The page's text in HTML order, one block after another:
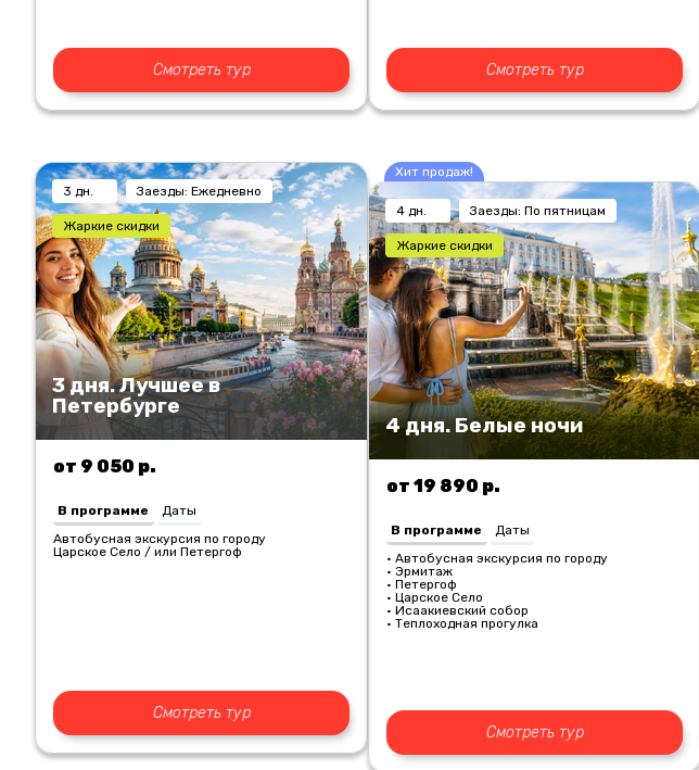
Смотреть тур Смотреть тур
3 дн. Заезды: Ежедневно
Жаркие скидки
3 дня. Лучшее в
Петербурге
от 9 050 р.
В программе
Даты
Автобусная экскурсия по городу
Царское Село / или Петергоф
Смотреть тур
Хит продаж!
4 дн. Заезды: По пятницам
Жаркие скидки
4 дня. Белые ночи
от 19 890 р.
В программе
Даты
• Автобусная экскурсия по городу
• Эрмитаж
• Петергоф
• Царское Село
• Исаакиевский собор
• Теплоходная прогулка
Смотреть тур